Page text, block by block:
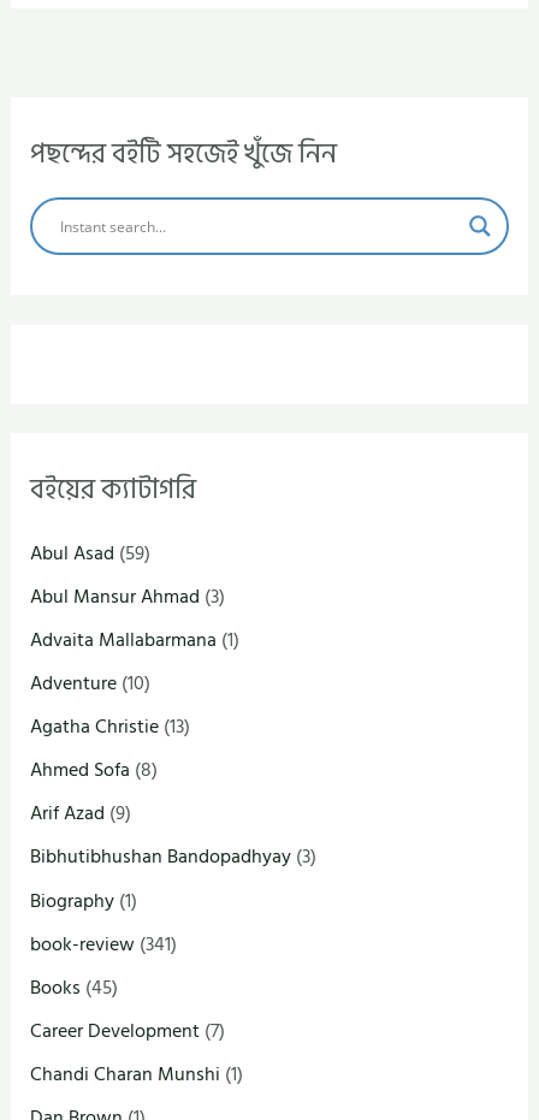
পছন্দের বইটি সহজেই খুঁজে নিন
বইয়ের ক্যাটাগরি
Abul Asad (59)
Abul Mansur Ahmad (3)
Advaita Mallabarmana (1)
Adventure(10)
Agatha Christie(13)
Ahmed Sofa (8)
Arif Azad (9)
Bibhutibhushan Bandopadhyay(3)
Biography(1)
book-review(341)
Books (45)
Career Development(7)
Chandi Charan Munshi (1)